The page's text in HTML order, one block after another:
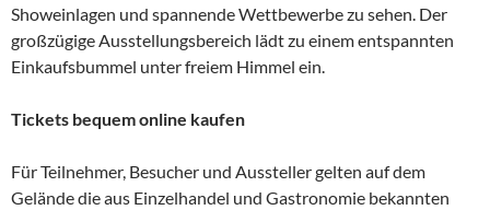
Showeinlagen und spannende Wettbewerbe zu sehen. Der
großzügige Ausstellungsbereich lädt zu einem entspannten
Einkaufsbummel unter freiem Himmel ein.
Tickets bequem online kaufen
Für Teilnehmer, Besucher und Aussteller gelten auf dem
Gelände die aus Einzelhandel und Gastronomie bekannten